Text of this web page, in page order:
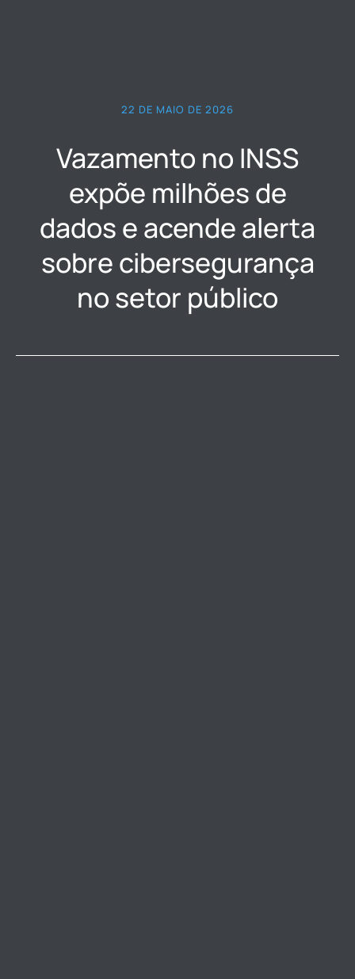
22 DE MAIO DE 2026
Vazamento no INSS
expõe milhões de
dados e acende alerta
sobre cibersegurança
no setor público